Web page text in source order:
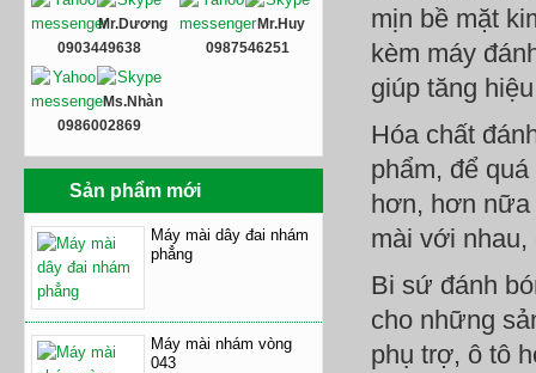
mịn bề mặt
kèm máy
giúp tăng
Hóa chất
phẩm, để
hơn, hơn nữa
mài với nhau,
Bi sứ đánh
cho những
phụ trợ, ô tô
Mr.Dương
0903449638
Mr.Huy
0987546251
Ms.Nhàn
0986002869
Sản phẩm mới
Máy mài dây đai nhám
phẳng
Máy mài nhám vòng
043